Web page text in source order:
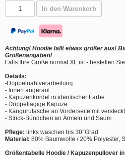
In den Warenkorb
Achtung! Hoodie fällt etwas größer aus!
Größenangaben!
Falls Ihre Größe normal XL ist - bestellen
Details:
-Doppelnahtverarbeitung
- Innen angeraut
- Kapuzenkordel in identischer Farbe
- Doppellagige Kapuze
- Kängurutasche an Vorderseite mit
- Strick-Bündchen an Ärmeln und Saum
Pflege: links waschen bis 30°Grad
Material: 80% Baumwolle / 20% Polyester,
Größentabelle Hoodie / Kapuzenpullover